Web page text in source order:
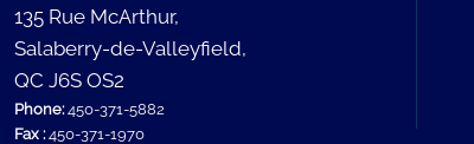
135 Rue McArthur,
Salaberry-de-Valleyfield,
QC J6S OS2
Phone: 450-371-5882
Fax :450-371-1970